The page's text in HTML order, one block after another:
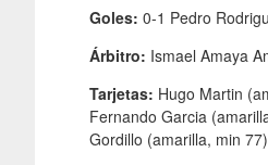
Goles: 0-1 Pedro
Árbitro: Ismael Amaya
Tarjetas: Hugo Martin
Fernando Garcia
Gordillo (amarilla, min